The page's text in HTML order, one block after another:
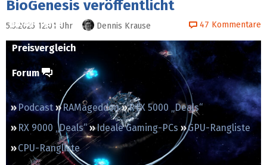
Downloads
Preisvergleich
Forum
Podcast RAMageddon
RTX 5000 „Deals“
RX 9000 „Deals“
Ideale Gaming-PCs
GPU-Rangliste
CPU-Rangliste
BioGenesis veröffentlicht
5.5.2025 12:01 Uhr Dennis Krause 47 Kommentare